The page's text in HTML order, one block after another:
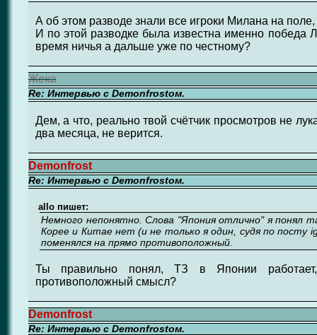
А об этом разводе знали все игроки Милана на
И по этой разводке была известна именно победа
время ничья а дальше уже по честному?
Жека
Re: Интервью с Demonfrostом.
Дем, а что, реально твой счётчик просмотров не
два месяца, не верится.
Demonfrost
Re: Интервью с Demonfrostом.
allo пишет:
Немного непонятно. Слова "Япония отлично" я понял
Корее и Китае нет (и не только я один, судя по посту
поменялся на прямо противоположный.
Ты правильно понял, ТЗ в Японии
противоположный смысл?
Demonfrost
Re: Интервью с Demonfrostом.